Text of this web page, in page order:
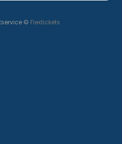
© Flextickets